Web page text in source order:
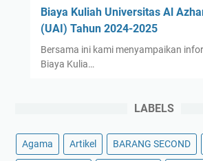
Biaya Kuliah Universitas Al
(UAI) Tahun 2024-2025
Bersama ini kami menyampaikan
Biaya Kulia…
LABELS
Agama Artikel BARANG SECOND